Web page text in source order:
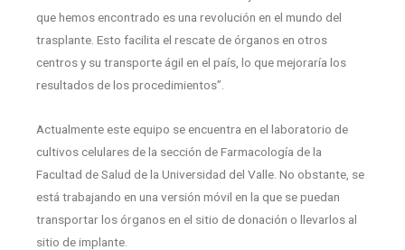
que hemos encontrado es una revolución en el mundo del
trasplante. Esto facilita el rescate de órganos en otros
centros y su transporte ágil en el país, lo que mejoraría los
resultados de los procedimientos”.
Actualmente este equipo se encuentra en el laboratorio de
cultivos celulares de la sección de Farmacología de la
Facultad de Salud de la Universidad del Valle. No obstante, se
está trabajando en una versión móvil en la que se puedan
transportar los órganos en el sitio de donación o llevarlos al
sitio de implante.